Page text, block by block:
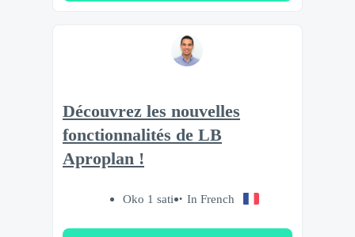
Découvrez les nouvelles
fonctionnalités de LB
Aproplan !
Oko 1 sati In French